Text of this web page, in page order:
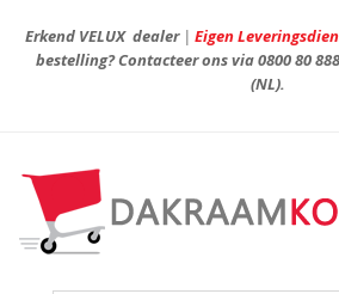
Erkend VELUX dealer| Eigen
bestelling? Contacteer ons via0800 80 888
(NL).